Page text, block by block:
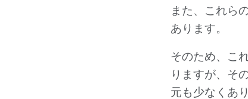
また、これら
あります。
そのため、こ
りますが、そ
元も少なくあ